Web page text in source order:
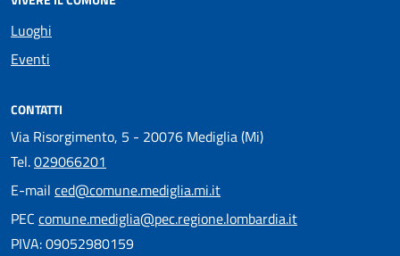
Luoghi
Eventi
CONTATTI
Via Risorgimento, 5 - 20076 Mediglia (Mi)
Tel.029066201
E-mail ced@comune.mediglia.mi.it
PEC comune.mediglia@pec.regione.lombardia.it
PIVA: 09052980159